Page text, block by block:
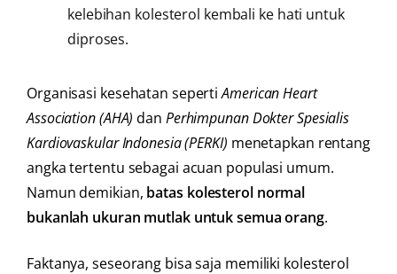
kelebihan kolesterol kembali ke hati untuk
diproses.
Organisasi kesehatan sepertiAmerican Heart
Association (AHA) dan Perhimpunan Dokter Spesialis
Kardiovaskular Indonesia (PERKI) menetapkan rentang
angka tertentu sebagai acuan populasi umum.
Namun demikian, batas kolesterol normal
bukanlah ukuran mutlak untuk semua orang.
Faktanya, seseorang bisa saja memiliki kolesterol